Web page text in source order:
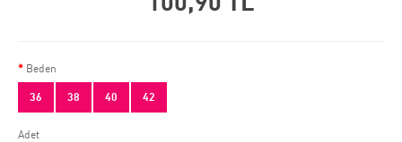
Beden
36 38 40 42
Adet